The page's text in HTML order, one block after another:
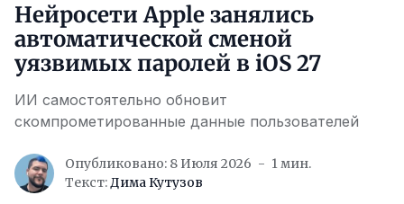
Нейросети Apple занялись
автоматической сменой
уязвимых паролей в iOS 27
ИИ самостоятельно обновит
скомпрометированные данные пользователей
Опубликовано: 8 Июля 2026
1 мин.
Текст:Дима Кутузов